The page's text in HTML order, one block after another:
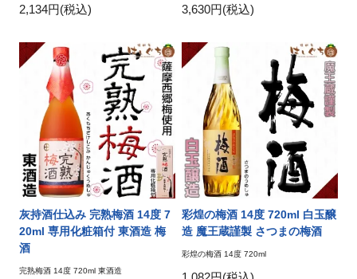
2,134円(税込) 3,630円(税込)
灰持酒仕込み 完熟梅酒 14度 7
20ml 専用化粧箱付 東酒造 梅
酒
完熟梅酒 14度 720ml 東酒造
彩煌の梅酒 14度 720ml 白玉醸
造 魔王蔵謹製 さつまの梅酒
彩煌の梅酒 14度 720ml